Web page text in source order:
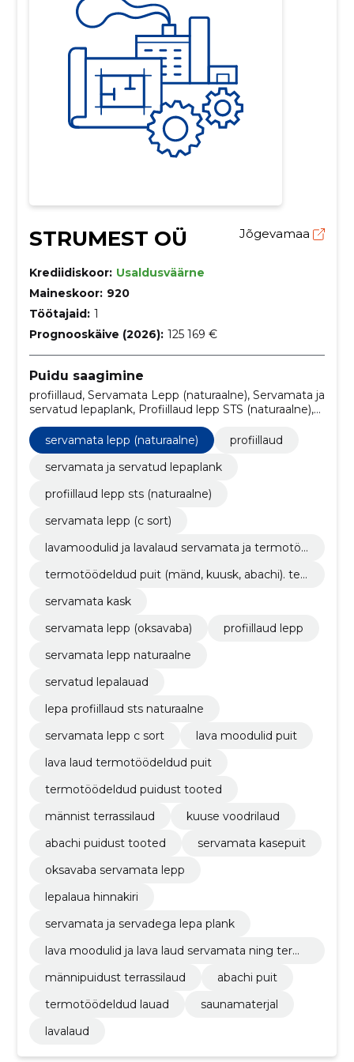
STRUMEST OÜ Jõgevamaa
Krediidiskoor: Usaldusväärne
Maineskoor: 920
Töötajaid: 1
Prognooskäive (2026): 125 169 €
Puidu saagimine
profiillaud, Servamata Lepp (naturaalne), Servamata ja
servatud lepaplank, Profiillaud lepp STS (naturaalne),
Servamata lepp (C sort), Lavamoodulid ja lavalaud
servamata ja termotöödeldud puidust,
Termotöödeldud puit (Mänd, Kuusk, Abachi).
Terrassilaud, voodrilaud jne., Servamata kask,
servamata lepp (naturaalne)
profiillaud
servamata ja servatud lepaplank
profiillaud lepp sts (naturaalne)
servamata lepp (c sort)
lavamoodulid ja lavalaud servamata ja termotöö
termotöödeldud puit (mänd, kuusk, abachi). terr
servamata kask
servamata lepp (oksavaba)
profiillaud lepp
servamata lepp naturaalne
servatud lepalauad
lepa profiillaud sts naturaalne
servamata lepp c sort
lava moodulid puit
lava laud termotöödeldud puit
termotöödeldud puidust tooted
männist terrassilaud
kuuse voodrilaud
abachi puidust tooted
servamata kasepuit
oksavaba servamata lepp
lepalaua hinnakiri
servamata ja servadega lepa plank
lava moodulid ja lava laud servamata ning term
männipuidust terrassilaud
abachi puit
termotöödeldud lauad
saunamaterjal
lavalaud